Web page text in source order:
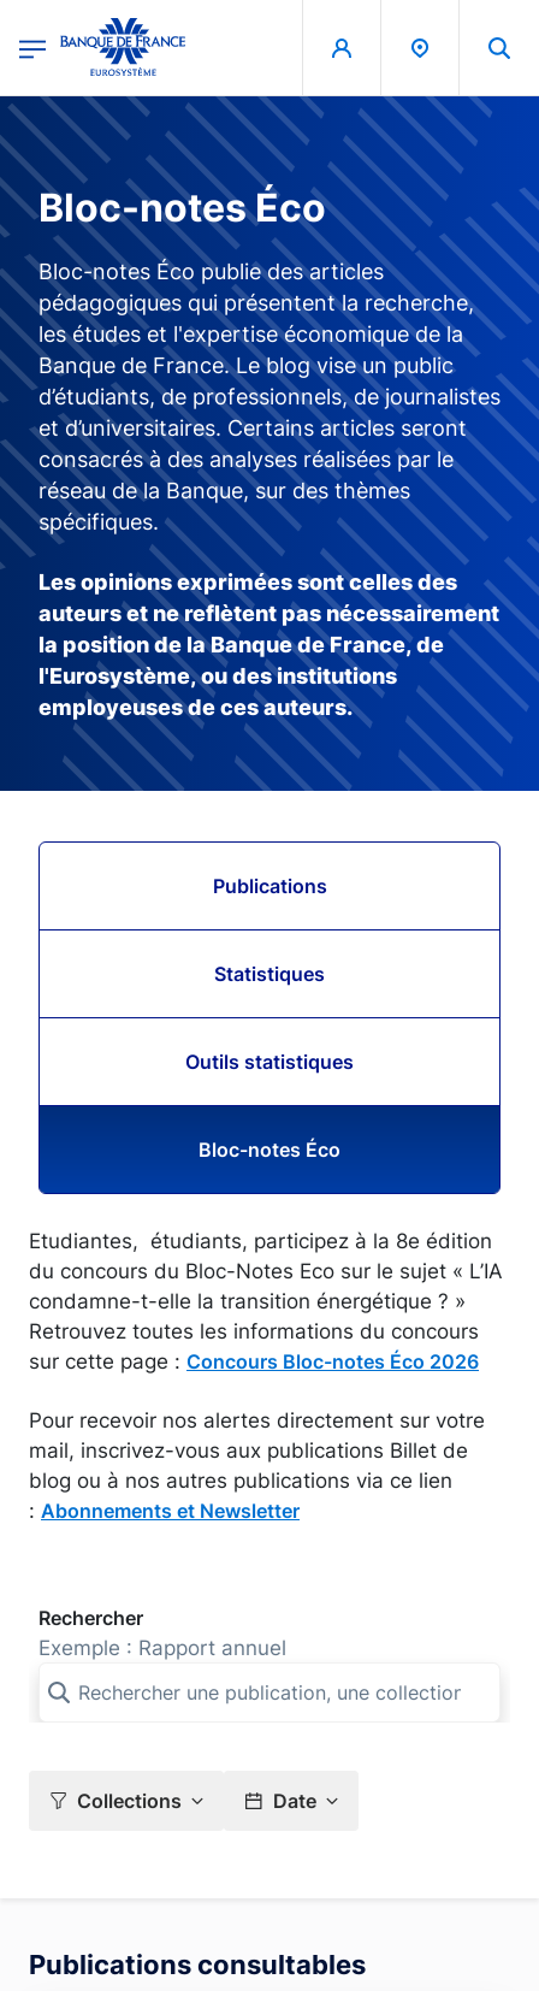
Banque de France - Menu Principal
Bloc-notes Éco
Bloc-notes Éco publie des articles
pédagogiques qui présentent la recherche,
les études et l'expertise économique de la
Banque de France. Le blog vise un public
d’étudiants, de professionnels, de journalistes
et d’universitaires. Certains articles seront
consacrés à des analyses réalisées par le
réseau de la Banque, sur des thèmes
spécifiques.
Les opinions exprimées sont celles des
auteurs et ne reflètent pas nécessairement
la position de la Banque de France, de
l'Eurosystème, ou des institutions
employeuses de ces auteurs.
Publications
Statistiques
Outils statistiques
Bloc-notes Éco
Etudiantes, étudiants, participez à la 8e édition
du concours du Bloc-Notes Eco sur le sujet « L’IA
condamne-t-elle la transition énergétique ? »
Retrouvez toutes les informations du concours
sur cette page : Concours Bloc-notes Éco 2026
Pour recevoir nos alertes directement sur votre
mail, inscrivez-vous aux publications Billet de
blog ou à nos autres publications via ce lien
: Abonnements et Newsletter
Rechercher
Exemple : Rapport annuel
Collections Date
Publications consultables